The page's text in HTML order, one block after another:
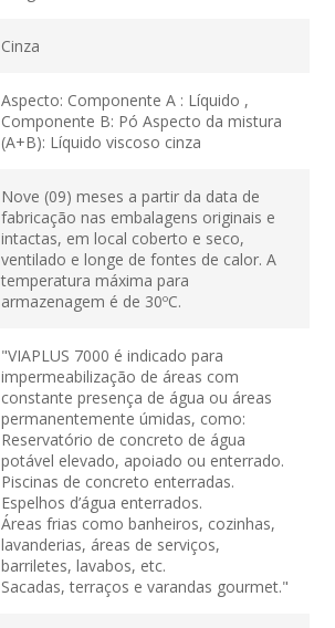
Cinza
Aspecto: Componente A : Líquido ,
Componente B: Pó Aspecto da mistura
(A+B): Líquido viscoso cinza
Nove (09) meses a partir da data de
fabricação nas embalagens originais e
intactas, em local coberto e seco,
ventilado e longe de fontes de calor. A
temperatura máxima para
armazenagem é de 30ºC.
"VIAPLUS 7000 é indicado para
impermeabilização de áreas com
constante presença de água ou áreas
permanentemente úmidas, como:
Reservatório de concreto de água
potável elevado, apoiado ou enterrado.
Piscinas de concreto enterradas.
Espelhos d’água enterrados.
Áreas frias como banheiros, cozinhas,
lavanderias, áreas de serviços,
barriletes, lavabos, etc.
Sacadas, terraços e varandas gourmet."